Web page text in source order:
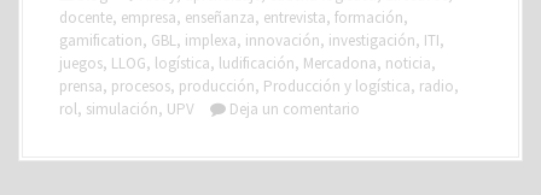
docente, empresa, enseñanza, entrevista, formación,
gamification, GBL, implexa, innovación, investigación, ITI,
juegos, LLOG, logística, ludificación, Mercadona, noticia,
prensa, procesos, producción, Producción y logística, radio,
rol, simulación, UPV Deja un comentario